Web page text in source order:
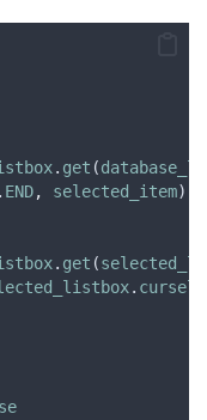
. get (
. END, selected_item)
. get (
.